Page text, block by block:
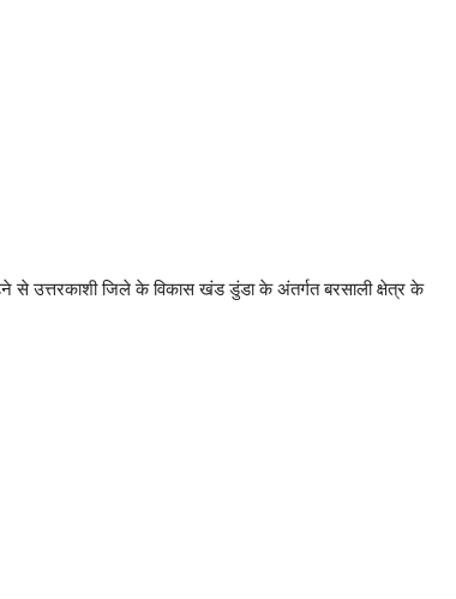
से उत्तरकाशी जिले के विकास खंड डुंडा के अंतर्गत बरसाली क्षेत्र के